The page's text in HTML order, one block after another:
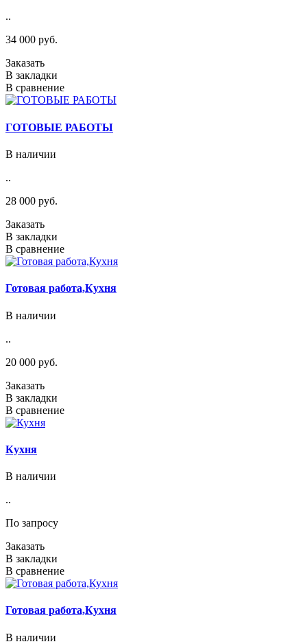
..
34 000 руб.
Заказать
В закладки
В сравнение
ГОТОВЫЕ РАБОТЫ
В наличии
..
28 000 руб.
Заказать
В закладки
В сравнение
Готовая работа,Кухня
В наличии
..
20 000 руб.
Заказать
В закладки
В сравнение
Кухня
В наличии
..
По запросу
Заказать
В закладки
В сравнение
Готовая работа,Кухня
В наличии